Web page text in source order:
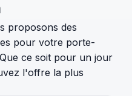
proposons des
pour votre porte-
ce soit pour un jour
l'offre la plus